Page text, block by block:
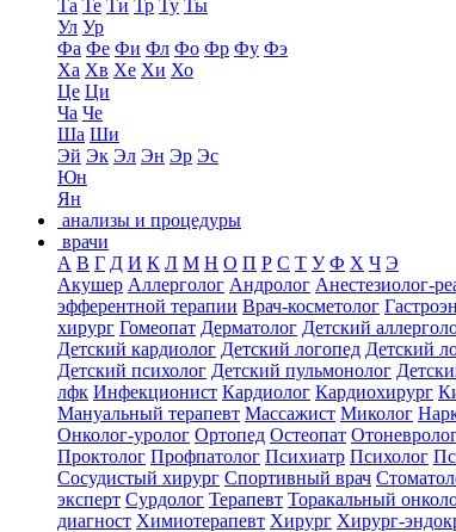
Та Те Ти Тр Ту Ты
Ул Ур
Фа Фе Фи Фл Фо Фр Фу Фэ
Ха Хв Хе Хи Хо
Це Ци
Ча Че
Ша Ши
Эй Эк Эл Эн Эр Эс
Юн
Ян
анализы и процедуры
врачи
А В Г Д И К Л М Н О П Р С Т У Ф Х Ч Э
Акушер Аллерголог Андролог Анестезиолог-
эфферентной терапии Врач-косметолог
хирург Гомеопат Дерматолог Детский
Детский кардиолог Детский логопед Детский
Детский психолог Детский пульмонолог
лфк Инфекционист Кардиолог Кардиохирург
Мануальный терапевт Массажист Миколог
Онколог-уролог Ортопед Остеопат
Проктолог Профпатолог Психиатр Психолог
Сосудистый хирург Спортивный врач
эксперт Сурдолог Терапевт Торакальный
диагност Химиотерапевт Хирург Хирург-